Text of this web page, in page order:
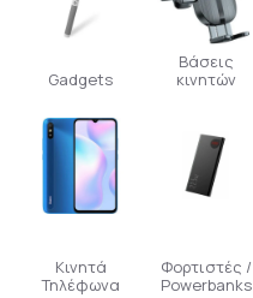
Gadgets
Βάσεις
κινητών
Κινητά
Τηλέφωνα
Φορτιστές /
Powerbanks